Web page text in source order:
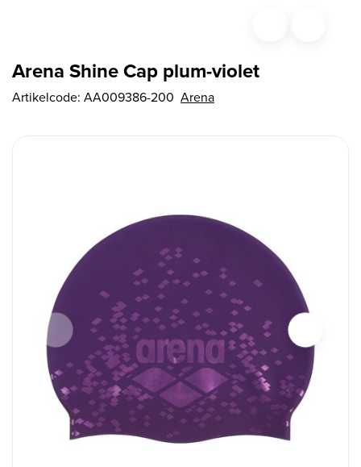
Arena Shine Cap plum-violet
Artikelcode: AA009386-200 Arena